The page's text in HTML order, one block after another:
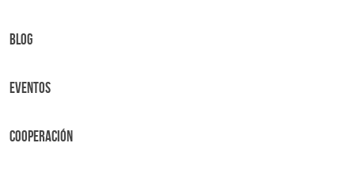
BLOG
Eventos
Cooperación